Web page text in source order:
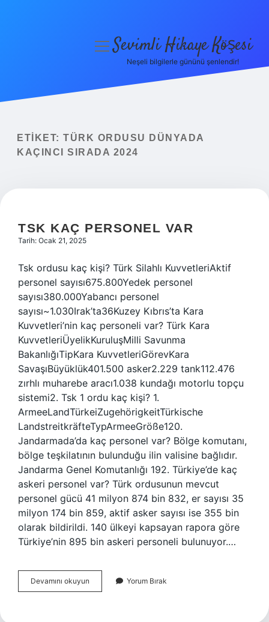
Yasal Uyarı
menüyüSevimli Hikaye Köşesi
Neşeli bilgilerle gününü şenlendir!
ETIKET: TÜRK ORDUSU DÜNYADA
KAÇINCI SIRADA 2024
TSK KAÇ PERSONEL VAR
Tarih: Ocak 21, 2025
Tsk ordusu kaç kişi? Türk Silahlı KuvvetleriAktif
personel sayısı675.800Yedek personel
sayısı380.000Yabancı personel
sayısı~1.030Irak’ta36Kuzey Kıbrıs’ta Kara
Kuvvetleri’nin kaç personeli var? Türk Kara
KuvvetleriÜyelikKuruluşMilli Savunma
BakanlığıTipKara KuvvetleriGörevKara
SavaşıBüyüklük401.500 asker2.229 tank112.476
zırhlı muharebe aracı1.038 kundağı motorlu topçu
sistemi2. Tsk 1 ordu kaç kişi? 1.
ArmeeLandTürkeiZugehörigkeitTürkische
LandstreitkräfteTypArmeeGröße120.
Jandarmada’da kaç personel var? Bölge komutanı,
bölge teşkilatının bulunduğu ilin valisine bağlıdır.
Jandarma Genel Komutanlığı 192. Türkiye’de kaç
askeri personel var? Türk ordusunun mevcut
personel gücü 41 milyon 874 bin 832, er sayısı 35
milyon 174 bin 859, aktif asker sayısı ise 355 bin
olarak bildirildi. 140 ülkeyi kapsayan rapora göre
Türkiye’nin 895 bin askeri personeli bulunuyor.…
Devamını okuyun
Kaç
Yorum Bırak